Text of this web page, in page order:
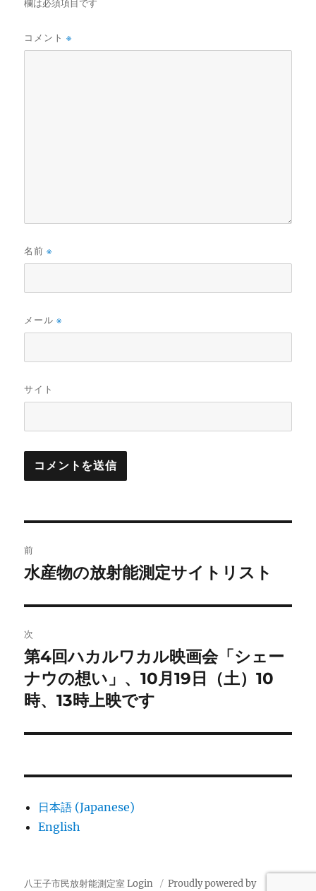
欄は必須項目です
コメント※
名前※
メール※
サイト
稿
ビ
ゲ
ー
シ
ン
前
前
投
稿:
水産物の放射能測定サイトリスト
次
次
の
投
第4回ハカルワカル映画会「シェー
ナウの想い」、10月19日（土）10
時、13時上映です
日本語 (Japanese)
English
八王子市民放射能測定室 Login Proudly powered by